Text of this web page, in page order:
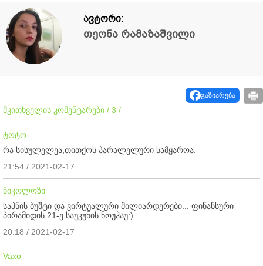
ავტორი:
თეონა რამაზაშვილი
გაზიარება
მკითხველის კომენტარები / 3 /
ტოტო
რა სისულელეა,თითქოს პარალელური სამყაროა.
21:54 / 2021-02-17
ნიკოლოზი
საპნის ბუშტი და ვირტუალური მილიარდერები... ფინანსური
პირამიდის 21-ე საუკუნის ნოუჰაუ:)
20:18 / 2021-02-17
Vaxo